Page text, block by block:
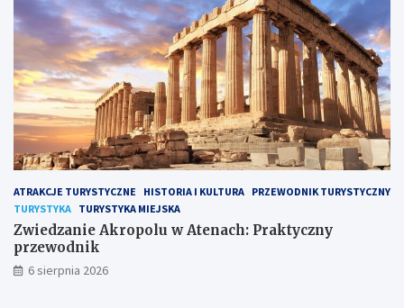
ATRAKCJE TURYSTYCZNE HISTORIA I KULTURA PRZEWODNIK TURYSTYCZNY
TURYSTYKA TURYSTYKA MIEJSKA
Zwiedzanie Akropolu w Atenach: Praktyczny
przewodnik
6 sierpnia 2026